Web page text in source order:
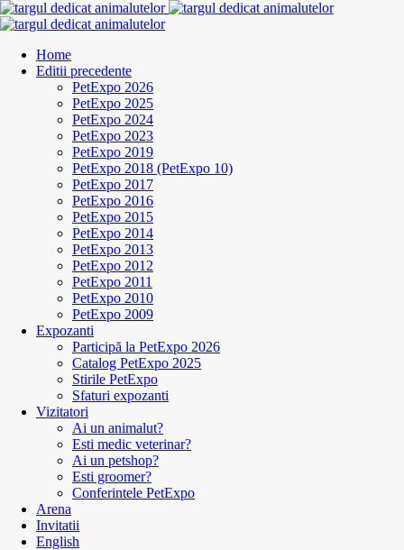
Home
Editii precedente
PetExpo 2026
PetExpo 2025
PetExpo 2024
PetExpo 2023
PetExpo 2019
PetExpo 2018 (PetExpo 10)
PetExpo 2017
PetExpo 2016
PetExpo 2015
PetExpo 2014
PetExpo 2013
PetExpo 2012
PetExpo 2011
PetExpo 2010
PetExpo 2009
Expozanti
Participă la PetExpo 2026
Catalog PetExpo 2025
Stirile PetExpo
Sfaturi expozanti
Vizitatori
Ai un animalut?
Esti medic veterinar?
Ai un petshop?
Esti groomer?
Conferintele PetExpo
Arena
Invitatii
English